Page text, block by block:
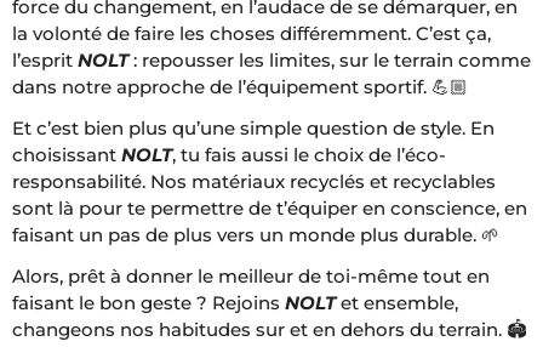
force du changement, en l’audace de se démarquer, en
la volonté de faire les choses différemment. C’est ça,
l’esprit NOLT: repousser les limites, sur le terrain comme
dans notre approche de l’équipement sportif. 💪🏼
Et c’est bien plus qu’une simple question de style. En
choisissant NOLT, tu fais aussi le choix de l’éco-
responsabilité. Nos matériaux recyclés et recyclables
sont là pour te permettre de t’équiper en conscience, en
faisant un pas de plus vers un monde plus durable. 🌱
Alors, prêt à donner le meilleur de toi-même tout en
faisant le bon geste ? Rejoins NOLTet ensemble,
changeons nos habitudes sur et en dehors du terrain. 🏟️